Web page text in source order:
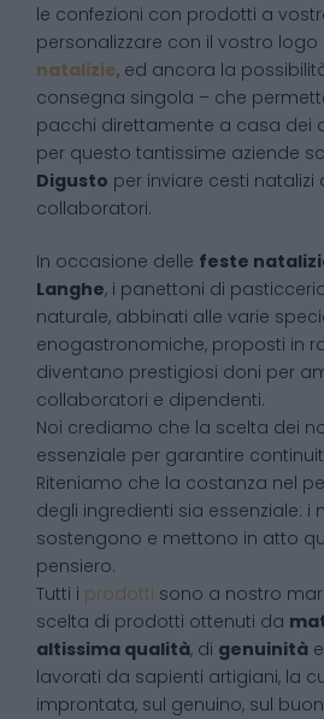
le confezioni con prodotti a
personalizzare con il vostro logo
natalizie, ed ancora la
consegna singola – che
pacchi direttamente a casa dei
per questo tantissime aziende
Digusto per inviare cesti natalizi
collaboratori.
In occasione delle feste
Langhe, i panettoni di
naturale, abbinati alle varie
enogastronomiche, proposti in
diventano prestigiosi doni per
collaboratori e dipendenti.
Noi crediamo che la scelta dei
essenziale per garantire
Riteniamo che la costanza nel
degli ingredienti sia essenziale: i
sostengono e mettono in atto
pensiero.
Tutti i prodotti sono a nostro
scelta di prodotti ottenuti da
altissima qualità, di genuinità
lavorati da sapienti artigiani, la
improntata, sul genuino, sul